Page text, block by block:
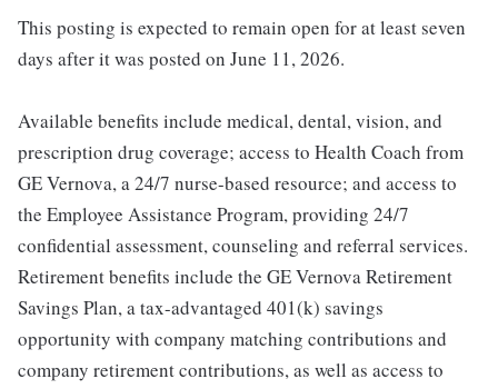
This posting is expected to remain open for at least seven
days after it was posted on June 11, 2026.
Available benefits include medical, dental, vision, and
prescription drug coverage; access to Health Coach from
GE Vernova, a 24/7 nurse-based resource; and access to
the Employee Assistance Program, providing 24/7
confidential assessment, counseling and referral services.
Retirement benefits include the GE Vernova Retirement
Savings Plan, a tax-advantaged 401(k) savings
opportunity with company matching contributions and
company retirement contributions, as well as access to